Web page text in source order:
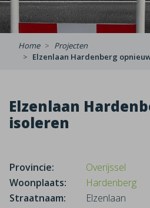
Home
Projecten
Elzenlaan Hardenberg
Elzenlaan
isoleren
Provincie:
Overijssel
Woonplaats:
Hardenberg
Straatnaam:
Elzenlaan